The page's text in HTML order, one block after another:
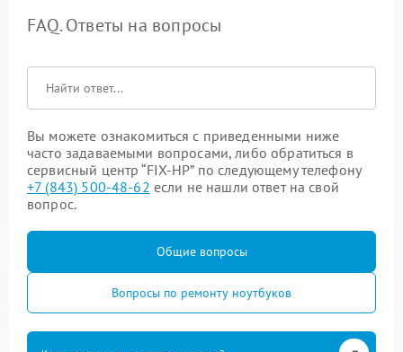
FAQ. Ответы на вопросы
Вы можете ознакомиться с приведенными ниже
часто задаваемыми вопросами, либо обратиться в
сервисный центр “FIX-HP” по следующему телефону
+7 (843) 500-48-62 если не нашли ответ на свой
вопрос.
Общие вопросы
Вопросы по ремонту ноутбуков